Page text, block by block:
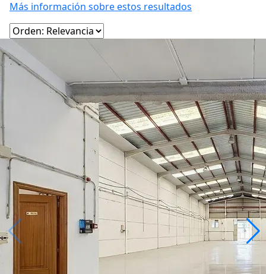
Más información sobre estos resultados